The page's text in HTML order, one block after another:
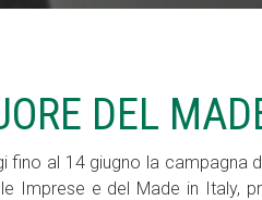
DEL
fino al 14 giugno la campagna
Imprese e del Made in Italy,